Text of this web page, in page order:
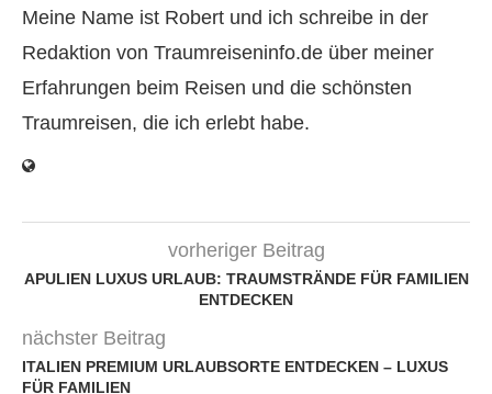
Meine Name ist Robert und ich schreibe in der
Redaktion von Traumreiseninfo.de über meiner
Erfahrungen beim Reisen und die schönsten
Traumreisen, die ich erlebt habe.
vorheriger Beitrag
APULIEN LUXUS URLAUB: TRAUMSTRÄNDE FÜR FAMILIEN
ENTDECKEN
nächster Beitrag
ITALIEN PREMIUM URLAUBSORTE ENTDECKEN – LUXUS
FÜR FAMILIEN